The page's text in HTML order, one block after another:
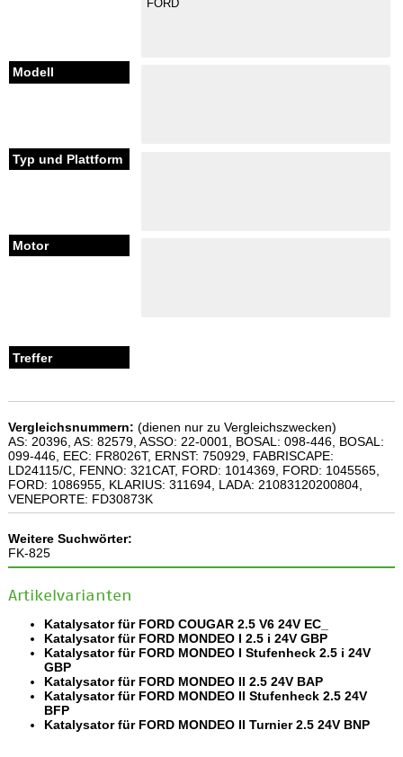
Vergleichsnummern: (dienen nur zu Vergleichszwecken)
AS: 20396, AS: 82579, ASSO: 22-0001, BOSAL: 098-446, BOSAL:
099-446, EEC: FR8026T, ERNST: 750929, FABRISCAPE:
LD24115/C, FENNO: 321CAT, FORD: 1014369, FORD: 1045565,
FORD: 1086955, KLARIUS: 311694, LADA: 21083120200804,
VENEPORTE: FD30873K
Weitere Suchwörter:
FK-825
Artikelvarianten
Katalysator für FORD COUGAR 2.5 V6 24V EC_
Katalysator für FORD MONDEO I 2.5 i 24V GBP
Katalysator für FORD MONDEO I Stufenheck 2.5 i 24V
GBP
Katalysator für FORD MONDEO II 2.5 24V BAP
Katalysator für FORD MONDEO II Stufenheck 2.5 24V
BFP
Katalysator für FORD MONDEO II Turnier 2.5 24V BNP